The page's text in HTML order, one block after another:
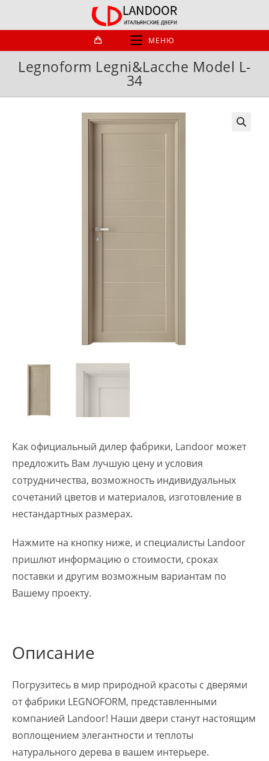
МЕНЮ
Legnoform Legni&Lacche Model L-
34
Как официальный дилер фабрики, Landoor может
предложить Вам лучшую цену и условия
сотрудничества, возможность индивидуальных
сочетаний цветов и материалов, изготовление в
нестандартных размерах.
Нажмите на кнопку ниже, и специалисты Landoor
пришлют информацию о стоимости, сроках
поставки и другим возможным вариантам по
Вашему проекту.
Описание
Погрузитесь в мир природной красоты с дверями
от фабрики LEGNOFORM, представленными
компанией Landoor! Наши двери станут настоящим
воплощением элегантности и теплоты
натурального дерева в вашем интерьере.